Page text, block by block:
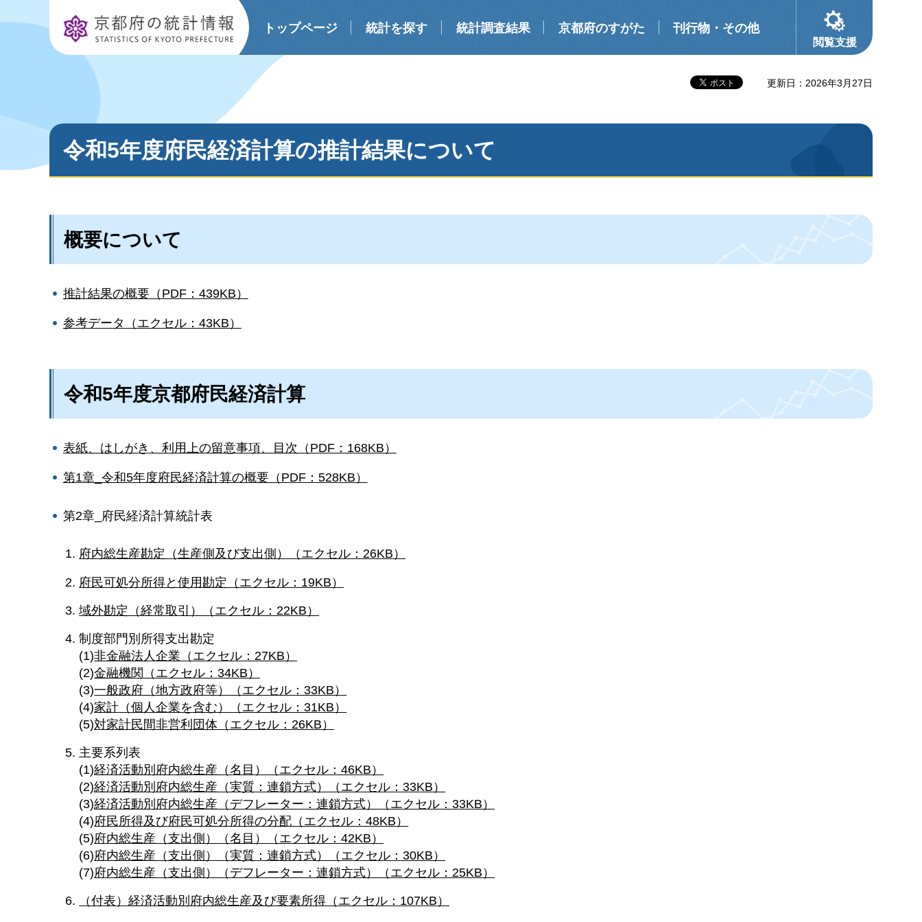
京都府の統計情報 トップページ 統計を探す 統計調査結果 京都府のすがた 刊行物・その他
閲覧支援
更新日：2026年3月27日
令和5年度府民経済計算の推計結果について
概要について
推計結果の概要（PDF：439KB）
参考データ（エクセル：43KB）
令和5年度京都府民経済計算
表紙、はしがき、利用上の留意事項、目次（PDF：168KB）
第1章_令和5年度府民経済計算の概要（PDF：528KB）
第2章_府民経済計算統計表
府内総生産勘定（生産側及び支出側）（エクセル：26KB）
府民可処分所得と使用勘定（エクセル：19KB）
域外勘定（経常取引）（エクセル：22KB）
制度部門別所得支出勘定
(1)非金融法人企業（エクセル：27KB）
(2)金融機関（エクセル：34KB）
​​​(3)一般政府（地方政府等）（エクセル：33KB）
(4)家計（個人企業を含む）（エクセル：31KB）
(5)対家計民間非営利団体（エクセル：26KB）
主要系列表
(1)経済活動別府内総生産（名目）（エクセル：46KB）
(2)経済活動別府内総生産（実質：連鎖方式）（エクセル：33KB）
(3)経済活動別府内総生産（デフレーター：連鎖方式）（エクセル：33KB）
(4)府民所得及び府民可処分所得の分配（エクセル：48KB）
(5)府内総生産（支出側）（名目）（エクセル：42KB）
(6)府内総生産（支出側）（実質：連鎖方式）（エクセル：30KB）
(7)府内総生産（支出側）（デフレーター：連鎖方式）（エクセル：25KB）
（付表）経済活動別府内総生産及び要素所得（エクセル：107KB）